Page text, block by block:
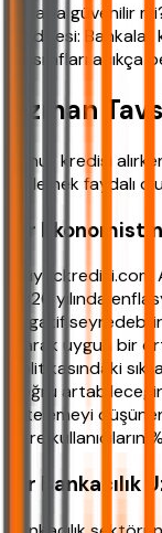
"Acaba güvenilir
maddesi:
masrafları açıkça
Uzman
Konut kredisi
dinlemek faydalı
Bir
2026 yılında
negatif
olarak uygun bir
politikasındaki
doğru
ertelemeyi
göre
Bir Bankacılık